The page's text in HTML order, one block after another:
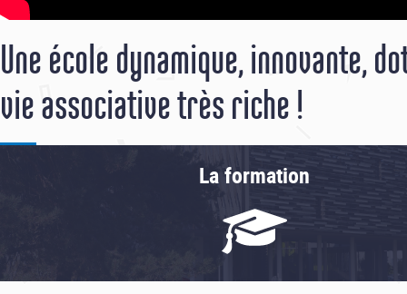
Une école dynamique, innovante,
vie associative très riche !
La formation